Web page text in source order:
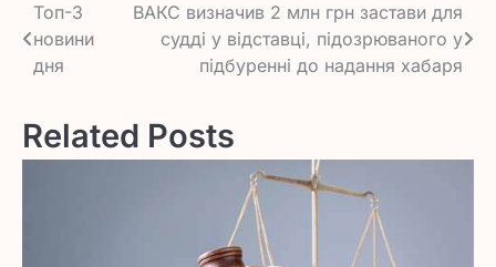
Навігація
записів
Топ-3
новини
дня
ВАКС визначив 2 млн грн застави для
судді у відставці, підозрюваного у
підбуренні до надання хабаря
Related Posts